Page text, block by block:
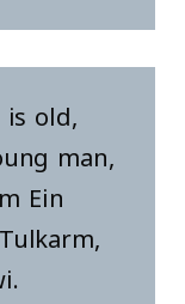
old,
man,
Ein